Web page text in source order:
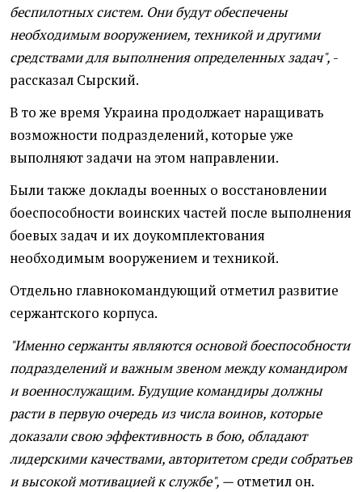
беспилотных систем. Они будут обеспечены
необходимым вооружением, техникой и другими
средствами для выполнения определенных задач", -
рассказал Сырский.
В то же время Украина продолжает наращивать
возможности подразделений, которые уже
выполняют задачи на этом направлении.
Были также доклады военных о восстановлении
боеспособности воинских частей после выполнения
боевых задач и их доукомплектования
необходимым вооружением и техникой.
Отдельно главнокомандующий отметил развитие
сержантского корпуса.
"Именно сержанты являются основой боеспособности
подразделений и важным звеном между командиром
и военнослужащим. Будущие командиры должны
расти в первую очередь из числа воинов, которые
доказали свою эффективность в бою, обладают
лидерскими качествами, авторитетом среди собратьев
и высокой мотивацией к службе", — отметил он.